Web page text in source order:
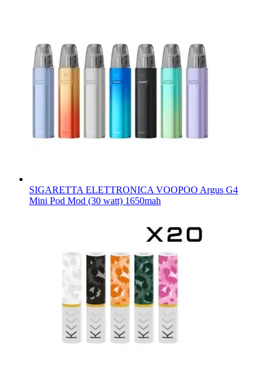
SIGARETTA ELETTRONICA VOOPOO Argus G4
Mini Pod Mod (30 watt) 1650mah